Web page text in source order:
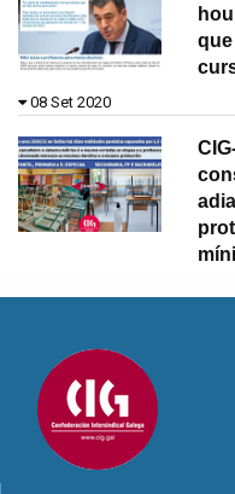
08 Set 2020